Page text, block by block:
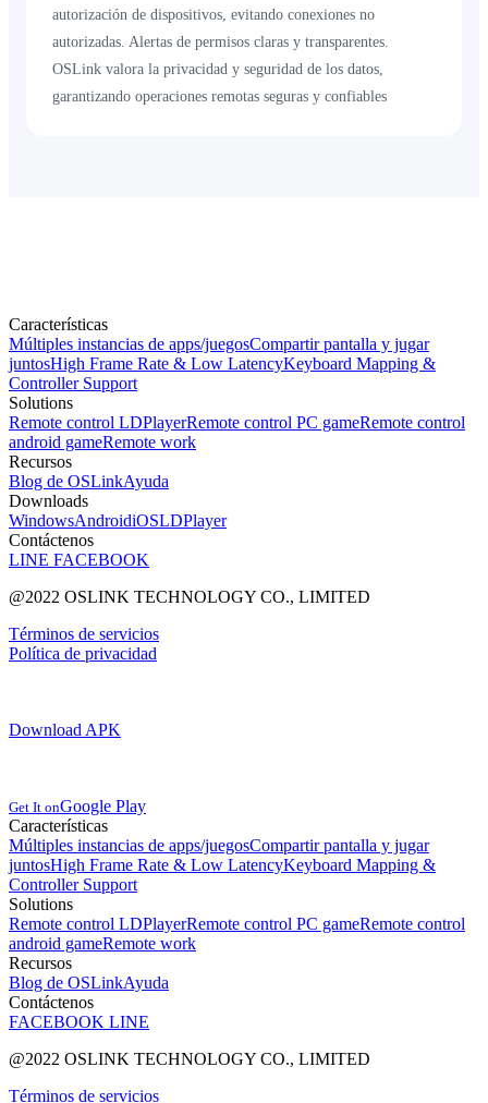
autorización de dispositivos, evitando conexiones no
autorizadas. Alertas de permisos claras y transparentes.
OSLink valora la privacidad y seguridad de los datos,
garantizando operaciones remotas seguras y confiables
Características
Múltiples instancias de apps/juegosCompartir pantalla y jugar
juntosHigh Frame Rate & Low LatencyKeyboard Mapping &
Controller Support
Solutions
Remote control LDPlayerRemote control PC gameRemote control
android gameRemote work
Recursos
Blog de OSLinkAyuda
Downloads
WindowsAndroidiOSLDPlayer
Contáctenos
LINE FACEBOOK
@2022 OSLINK TECHNOLOGY CO., LIMITED
Términos de servicios
Política de privacidad
Download APK
Get It onGoogle Play
Características
Múltiples instancias de apps/juegosCompartir pantalla y jugar
juntosHigh Frame Rate & Low LatencyKeyboard Mapping &
Controller Support
Solutions
Remote control LDPlayerRemote control PC gameRemote control
android gameRemote work
Recursos
Blog de OSLinkAyuda
Contáctenos
FACEBOOK LINE
@2022 OSLINK TECHNOLOGY CO., LIMITED
Términos de servicios